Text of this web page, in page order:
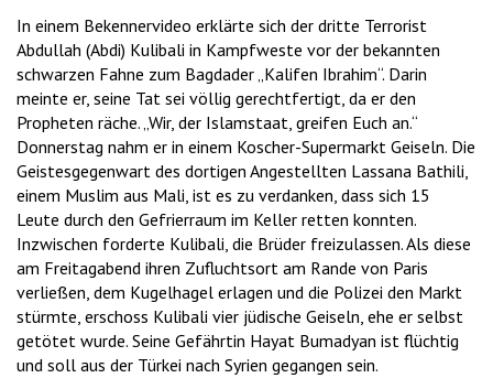
In einem Bekennervideo erklärte sich der dritte Terrorist
Abdullah (Abdi) Kulibali in Kampfweste vor der bekannten
schwarzen Fahne zum Bagdader „Kalifen Ibrahim“. Darin
meinte er, seine Tat sei völlig gerechtfertigt, da er den
Propheten räche. „Wir, der Islamstaat, greifen Euch an.“
Donnerstag nahm er in einem Koscher-Supermarkt Geiseln. Die
Geistesgegenwart des dortigen Angestellten Lassana Bathili,
einem Muslim aus Mali, ist es zu verdanken, dass sich 15
Leute durch den Gefrierraum im Keller retten konnten.
Inzwischen forderte Kulibali, die Brüder freizulassen. Als diese
am Freitagabend ihren Zufluchtsort am Rande von Paris
verließen, dem Kugelhagel erlagen und die Polizei den Markt
stürmte, erschoss Kulibali vier jüdische Geiseln, ehe er selbst
getötet wurde. Seine Gefährtin Hayat Bumadyan ist flüchtig
und soll aus der Türkei nach Syrien gegangen sein.